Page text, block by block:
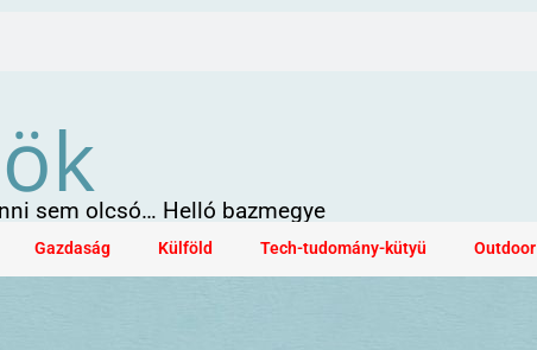
sem olcsó… Helló bazmegye
Gazdaság Külföld Tech-tudomány-kütyü Outdoor